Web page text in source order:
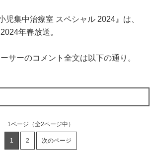
集中治療室 スペシャル 2024』は、
年春放送。
サーのコメント全文は以下の通り。
1ページ （全2ページ中）
1 2 次のページ